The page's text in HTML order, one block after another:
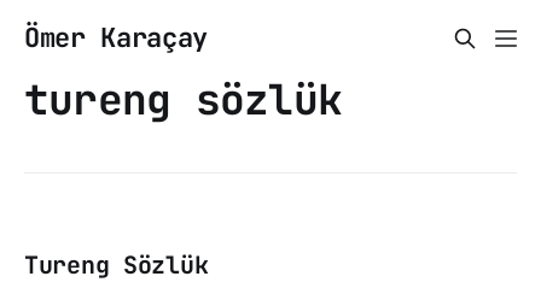
Ömer Karaçay
tureng sözlük
Tureng Sözlük